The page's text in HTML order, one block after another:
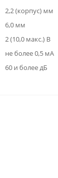
2,2 (корпус) мм
6,0 мм
2 (10,0 макс.) В
не более 0,5 мА
60 и более дБ